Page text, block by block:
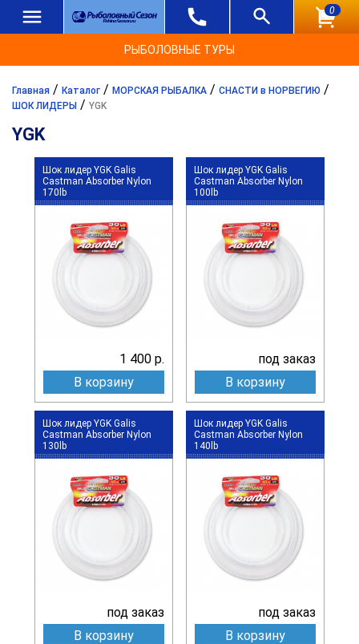
0
РЫБОЛОВНЫЕ ТУРЫ
Главная / Каталог / МОРСКАЯ РЫБАЛКА / СНАСТИ в НОРВЕГИЮ /
ШОК ЛИДЕРЫ / YGK
YGK
Шок лидер YGK Galis
Castman Absorber Nylon
170lb
1 400 р.
В корзину
Шок лидер YGK Galis
Castman Absorber Nylon
100lb
под заказ
В корзину
Шок лидер YGK Galis
Castman Absorber Nylon
130lb
под заказ
В корзину
Шок лидер YGK Galis
Castman Absorber Nylon
140lb
под заказ
В корзину